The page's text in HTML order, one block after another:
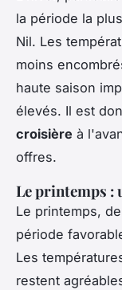
la période la
Nil. Les
moins
haute saison
élevés. Il est
croisière à
offres.
Le printemps :
Le printemps,
période
Les
restent